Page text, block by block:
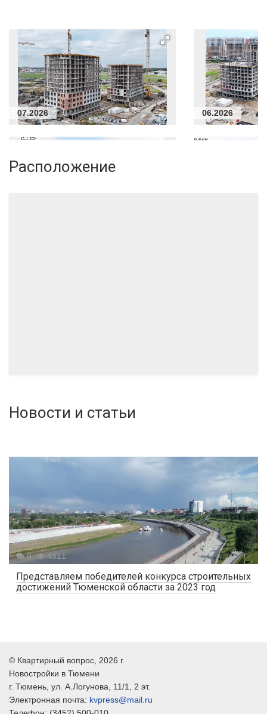
07.2026 06.2026
Расположение
Новости и статьи
Представляем победителей конкурса строительных
достижений Тюменской области за 2023 год
0 4511
© Квартирный вопрос , 2026 г.
Новостройки в Тюмени
г. Тюмень , ул. А.Логунова, 11/1, 2 эт.
Электронная почта: kvpress@mail.ru